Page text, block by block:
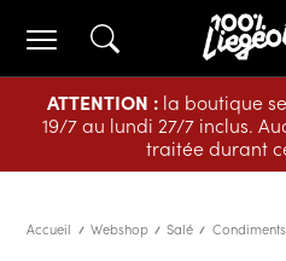
ATTENTION :la boutique
19/7 au lundi 27/7 inclus.
traitée durant
Accueil Webshop Salé Condiments